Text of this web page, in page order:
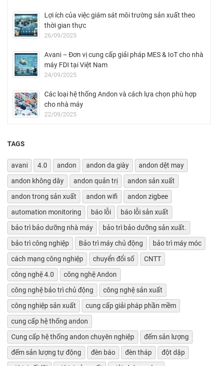
Lợi ích của việc giám sát môi trường sản xuất theo
thời gian thực
26/09/2025
Avani – Đơn vị cung cấp giải pháp MES & IoT cho nhà
máy FDI tại Việt Nam
24/09/2025
Các loại hệ thống Andon và cách lựa chọn phù hợp
cho nhà máy
22/09/2025
TAGS
avani 4.0 andon andon da giày
andon dệt may
andon không dây
andon quản trị
andon sản xuất
andon trong sản xuất
andon wifi
andon zigbee
automation monitoring
báo lỗi
báo lỗi sản xuất
bảo trì bảo dưỡng nhà máy
bảo trì bảo dưỡng sản xuất.
bảo trì công nghiệp
Bảo trì máy chủ động
bảo trì máy móc
cách mạng công nghiệp
chuyển đổi số
CNTT
công nghệ 4.0
công nghệ Andon
công nghệ bảo trì chủ động
công nghệ sản xuất
công nghiệp sản xuất
cung cấp giải pháp phần mềm
cung cấp hệ thống andon
Cung cấp hệ thống andon chuyên nghiệp
đếm sản lượng
đếm sản lượng tự động
đèn báo đèn tháp
đột dập